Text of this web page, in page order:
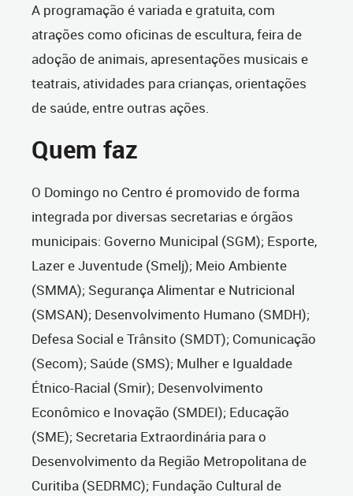
A programação é variada e gratuita, com
atrações como oficinas de escultura, feira de
adoção de animais, apresentações musicais e
teatrais, atividades para crianças, orientações
de saúde, entre outras ações.
Quem faz
O Domingo no Centro é promovido de forma
integrada por diversas secretarias e órgãos
municipais: Governo Municipal (SGM); Esporte,
Lazer e Juventude (Smelj); Meio Ambiente
(SMMA); Segurança Alimentar e Nutricional
(SMSAN); Desenvolvimento Humano (SMDH);
Defesa Social e Trânsito (SMDT); Comunicação
(Secom); Saúde (SMS); Mulher e Igualdade
Étnico-Racial (Smir); Desenvolvimento
Econômico e Inovação (SMDEI); Educação
(SME); Secretaria Extraordinária para o
Desenvolvimento da Região Metropolitana de
Curitiba (SEDRMC); Fundação Cultural de